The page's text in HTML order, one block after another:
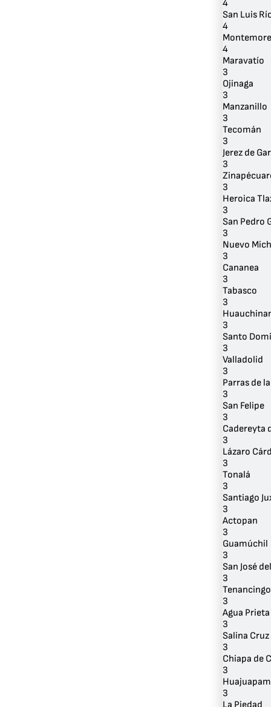
4
San Luis
4
4
Maravatío
3
Ojinaga
3
Manzanillo
3
Tecomán
3
Jerez de
3
3
Heroica
3
San Pedro
3
Nuevo
3
Cananea
3
Tabasco
3
3
Santo
3
Valladolid
3
Parras de
3
San Felipe
3
Cadereyta
3
Lázaro
3
Tonalá
3
Santiago
3
Actopan
3
Guamúchil
3
San José
3
3
Agua Prieta
3
Salina Cruz
3
Chiapa de
3
3
La Piedad